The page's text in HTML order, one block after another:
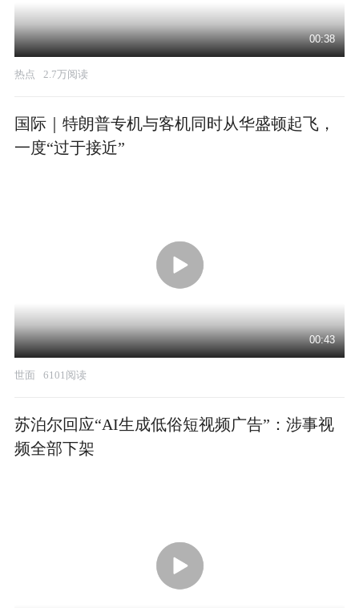
00:38
热点 2.7万阅读
国际｜特朗普专机与客机同时从华盛顿起飞，
一度“过于接近”
00:43
世面 6101阅读
苏泊尔回应“AI生成低俗短视频广告”：涉事视
频全部下架